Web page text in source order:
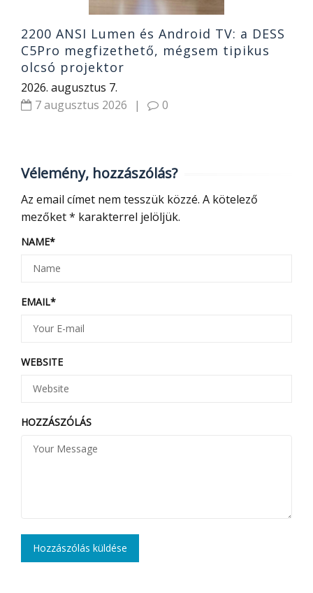
2200 ANSI Lumen és Android TV: a DESS
C5Pro megfizethető, mégsem tipikus
olcsó projektor
2026. augusztus 7.
7 augusztus 2026
| 0
Vélemény, hozzászólás?
Az email címet nem tesszük közzé. A kötelező
mezőket* karakterrel jelöljük.
NAME*
EMAIL*
WEBSITE
HOZZÁSZÓLÁS